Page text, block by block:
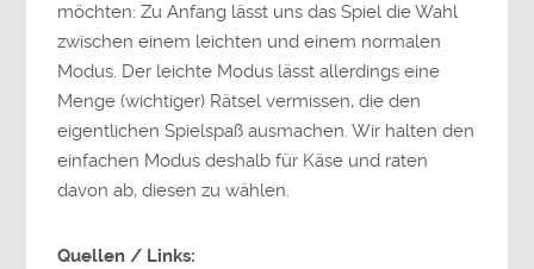
möchten: Zu Anfang lässt uns das Spiel die Wahl
zwischen einem leichten und einem normalen
Modus. Der leichte Modus lässt allerdings eine
Menge (wichtiger) Rätsel vermissen, die den
eigentlichen Spielspaß ausmachen. Wir halten den
einfachen Modus deshalb für Käse und raten
davon ab, diesen zu wählen.
Quellen / Links: